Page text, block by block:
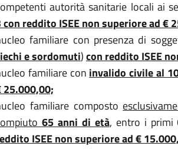
autorità sanitarie locali ai
con reddito ISEE non superiore ad €
familiare con presenza di
e sordomuti)con reddito ISEE
familiare con invalido civile al
25.000,00;
familiare composto
65 anni di età, entro i primi
ISEE non superiore ad €